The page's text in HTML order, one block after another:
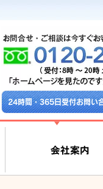
24時間・365日受付お問い